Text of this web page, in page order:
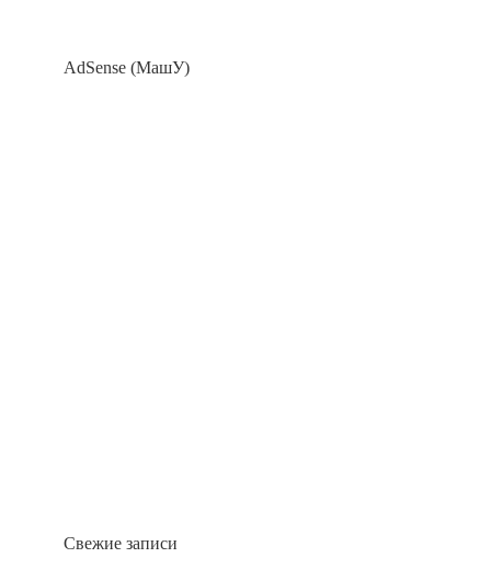
AdSense (МашУ)
Свежие записи